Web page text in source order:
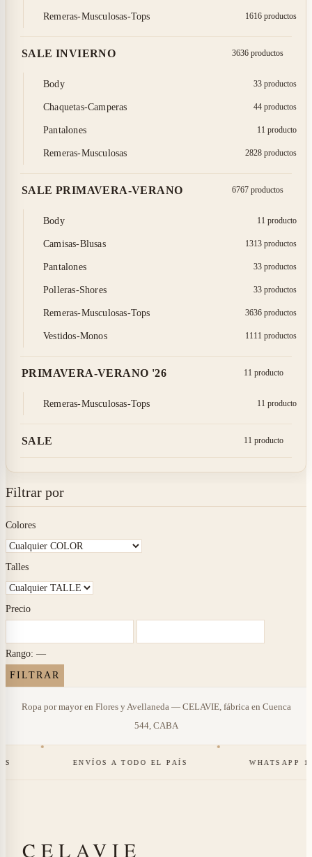
Remeras-Musculosas-Tops 1616 productos
SALE INVIERNO 3636 productos
Body 33 productos
Chaquetas-Camperas 44 productos
Pantalones 1 1 producto
Remeras-Musculosas 2828 productos
SALE PRIMAVERA-VERANO 6767 productos
Body 1 1 producto
Camisas-Blusas 1313 productos
Pantalones 33 productos
Polleras-Shores 33 productos
Remeras-Musculosas-Tops 3636 productos
Vestidos-Monos 11 11 productos
PRIMAVERA-VERANO '26 1 1 producto
Remeras-Musculosas-Tops 1 1 producto
SALE 1 1 producto
Filtrar por
Colores
Talles
Precio
Rango: —
Ropa por mayor en Flores y Avellaneda — CELAVIE, fábrica en Cuenca
544, CABA
ENVÍOS A TODO EL PAÍS WHATSAPP 11
CELAVIE